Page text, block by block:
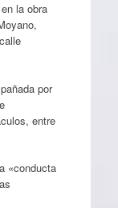
la obra
por
entre
«conducta